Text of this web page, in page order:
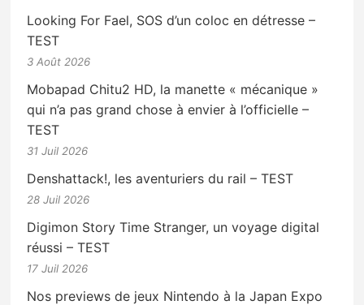
Looking For Fael, SOS d’un coloc en détresse –
TEST
3 Août 2026
Mobapad Chitu2 HD, la manette « mécanique »
qui n’a pas grand chose à envier à l’officielle –
TEST
31 Juil 2026
Denshattack!, les aventuriers du rail – TEST
28 Juil 2026
Digimon Story Time Stranger, un voyage digital
réussi – TEST
17 Juil 2026
Nos previews de jeux Nintendo à la Japan Expo